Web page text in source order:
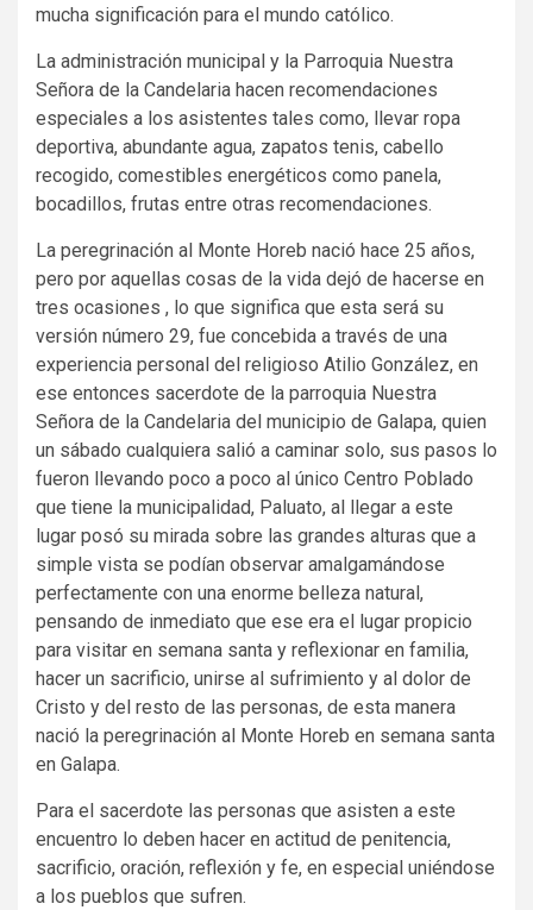
mucha significación para el mundo católico.
La administración municipal y la Parroquia Nuestra
Señora de la Candelaria hacen recomendaciones
especiales a los asistentes tales como, llevar ropa
deportiva, abundante agua, zapatos tenis, cabello
recogido, comestibles energéticos como panela,
bocadillos, frutas entre otras recomendaciones.
La peregrinación al Monte Horeb nació hace 25 años,
pero por aquellas cosas de la vida dejó de hacerse en
tres ocasiones , lo que significa que esta será su
versión número 29, fue concebida a través de una
experiencia personal del religioso Atilio González, en
ese entonces sacerdote de la parroquia Nuestra
Señora de la Candelaria del municipio de Galapa, quien
un sábado cualquiera salió a caminar solo, sus pasos lo
fueron llevando poco a poco al único Centro Poblado
que tiene la municipalidad, Paluato, al llegar a este
lugar posó su mirada sobre las grandes alturas que a
simple vista se podían observar amalgamándose
perfectamente con una enorme belleza natural,
pensando de inmediato que ese era el lugar propicio
para visitar en semana santa y reflexionar en familia,
hacer un sacrificio, unirse al sufrimiento y al dolor de
Cristo y del resto de las personas, de esta manera
nació la peregrinación al Monte Horeb en semana santa
en Galapa.
Para el sacerdote las personas que asisten a este
encuentro lo deben hacer en actitud de penitencia,
sacrificio, oración, reflexión y fe, en especial uniéndose
a los pueblos que sufren.